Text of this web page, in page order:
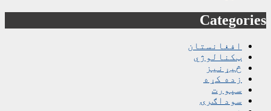
Categories
افغانستان
ټکنالوژي
څیړنیز
زده کړه
سپورت
سوداګرۍ